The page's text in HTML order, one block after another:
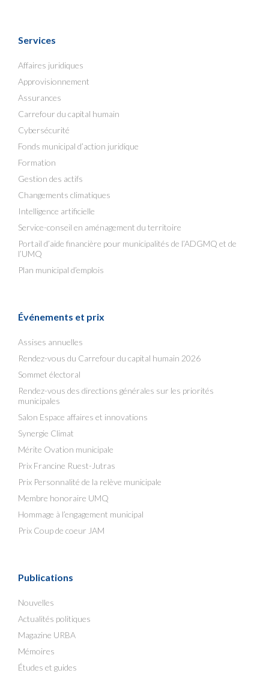
Services
Affaires juridiques
Approvisionnement
Assurances
Carrefour du capital humain
Cybersécurité
Fonds municipal d’action juridique
Formation
Gestion des actifs
Changements climatiques
Intelligence artificielle
Service-conseil en aménagement du territoire
Portail d’aide financière pour municipalités de l’ADGMQ et de
l’UMQ
Plan municipal d’emplois
Événements et prix
Assises annuelles
Rendez-vous du Carrefour du capital humain 2026
Sommet électoral
Rendez-vous des directions générales sur les priorités
municipales
Salon Espace affaires et innovations
Synergie Climat
Mérite Ovation municipale
Prix Francine Ruest-Jutras
Prix Personnalité de la relève municipale
Membre honoraire UMQ
Hommage à l’engagement municipal
Prix Coup de coeur JAM
Publications
Nouvelles
Actualités politiques
Magazine URBA
Mémoires
Études et guides